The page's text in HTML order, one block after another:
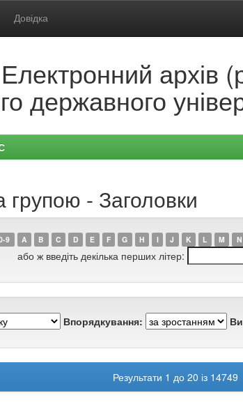
Довідка
Електронний архів
державного
групою - Заголовки
9 A B C D E F G H I J K L M N
або ж введіть декілька перших літер:
Впорядкування:
Результати 1 до 20 із 14749